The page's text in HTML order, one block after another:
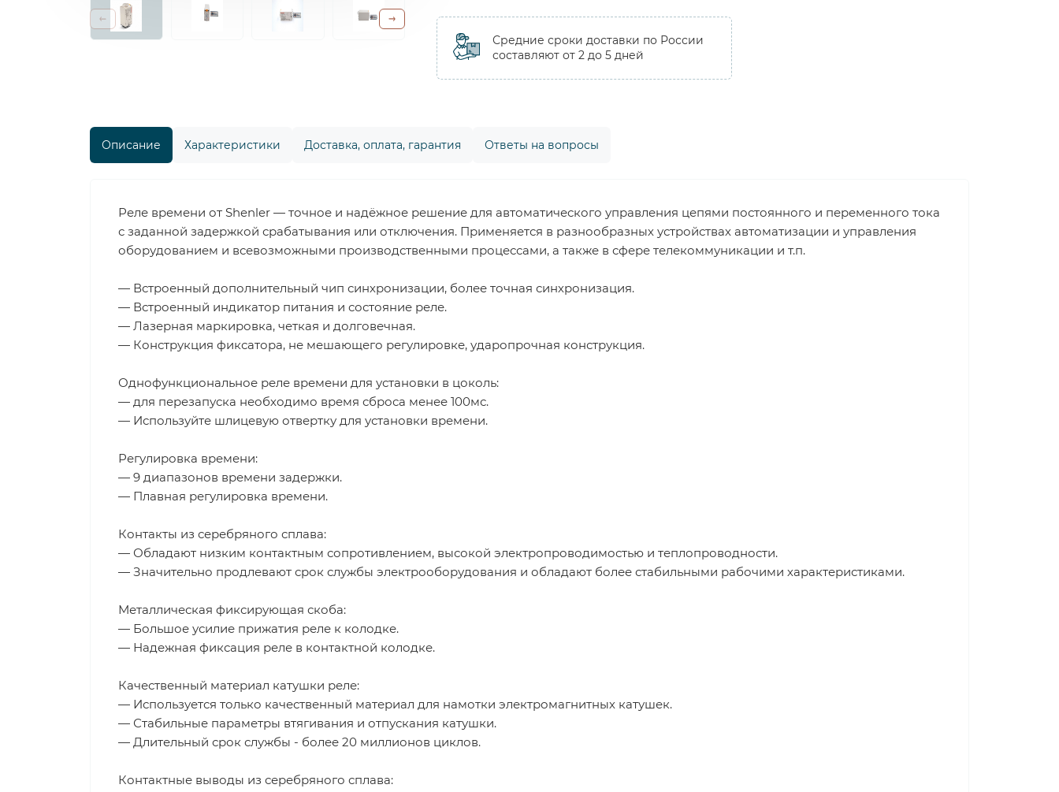
Средние сроки доставки по России
составляют от 2 до 5 дней
Описание Характеристики Доставка, оплата, гарантия Ответы на вопросы
Реле времени от Shenler — точное и надёжное решение для автоматического управления цепями постоянного и переменного тока
с заданной задержкой срабатывания или отключения. Применяется в разнообразных устройствах автоматизации и управления
оборудованием и всевозможными производственными процессами, а также в сфере телекоммуникации и т.п.
— Встроенный дополнительный чип синхронизации, более точная синхронизация.
— Встроенный индикатор питания и состояние реле.
— Лазерная маркировка, четкая и долговечная.
— Конструкция фиксатора, не мешающего регулировке, ударопрочная конструкция.
Однофункциональное реле времени для установки в цоколь:
— для перезапуска необходимо время сброса менее 100мс.
— Используйте шлицевую отвертку для установки времени.
Регулировка времени:
— 9 диапазонов времени задержки.
— Плавная регулировка времени.
Контакты из серебряного сплава:
— Обладают низким контактным сопротивлением, высокой электропроводимостью и теплопроводности.
— Значительно продлевают срок службы электрооборудования и обладают более стабильными рабочими характеристиками.
Металлическая фиксирующая скоба:
— Большое усилие прижатия реле к колодке.
— Надежная фиксация реле в контактной колодке.
Качественный материал катушки реле:
— Используется только качественный материал для намотки электромагнитных катушек.
— Стабильные параметры втягивания и отпускания катушки.
— Длительный срок службы - более 20 миллионов циклов.
Контактные выводы из серебряного сплава: